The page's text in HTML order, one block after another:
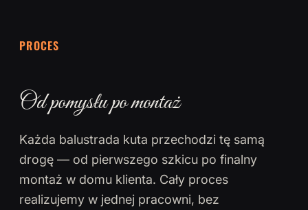
PROCES
Od pomysłu po montaż
Każda balustrada kuta przechodzi tę samą
drogę — od pierwszego szkicu po finalny
montaż w domu klienta. Cały proces
realizujemy w jednej pracowni, bez